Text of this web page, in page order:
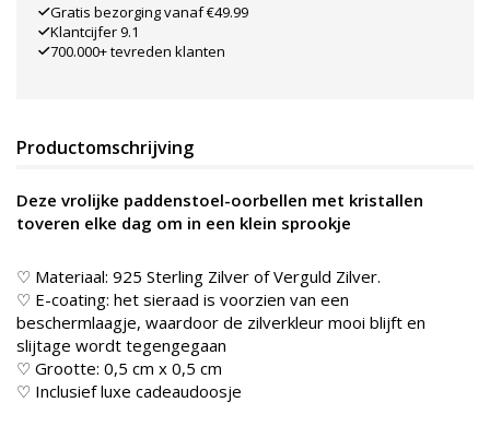
Gratis bezorging vanaf €49.99
Klantcijfer 9.1
700.000+ tevreden klanten
Productomschrijving
Deze vrolijke paddenstoel-oorbellen met kristallen
toveren elke dag om in een klein sprookje
♡ Materiaal: 925 Sterling Zilver of Verguld Zilver.
♡ E-coating: het sieraad is voorzien van een
beschermlaagje, waardoor de zilverkleur mooi blijft en
slijtage wordt tegengegaan
♡ Grootte: 0,5 cm x 0,5 cm
♡ Inclusief luxe cadeaudoosje